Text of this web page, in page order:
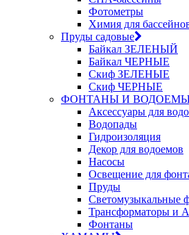
Фотометры
Химия для
Пруды садовые
Байкал ЗЕЛЕНЫЙ
Байкал ЧЕРНЫЕ
Скиф ЗЕЛЕНЫЕ
Скиф ЧЕРНЫЕ
ФОНТАНЫ И
Аксессуары для
Водопады
Гидроизоляция
Декор для водоемов
Насосы
Освещение для
Пруды
Светомузыкальные
Трансформаторы и
Фонтаны